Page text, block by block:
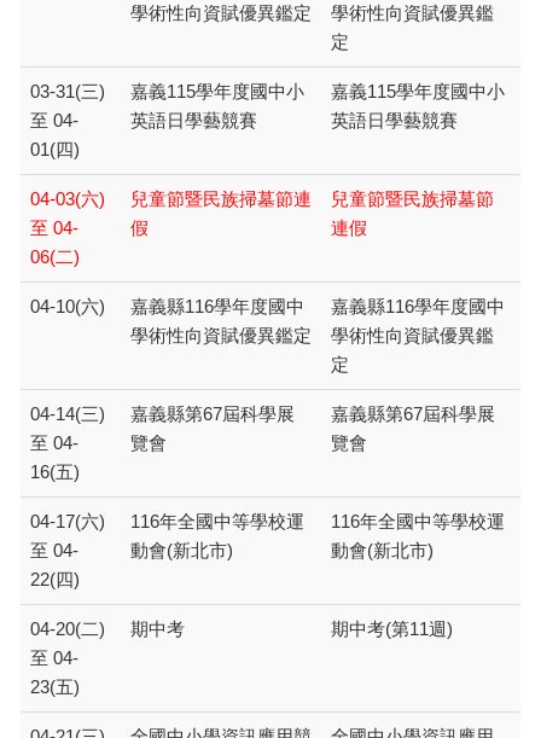
學術性向資賦優異鑑定
學術性向資賦優異鑑
定
03-31(三)
至 04-
01(四)
嘉義115學年度國中小
英語日學藝競賽
嘉義115學年度國中小
英語日學藝競賽
04-03(六)
至 04-
06(二)
兒童節暨民族掃墓節連
假
兒童節暨民族掃墓節
連假
04-10(六)
嘉義縣116學年度國中
學術性向資賦優異鑑定
嘉義縣116學年度國中
學術性向資賦優異鑑
定
04-14(三)
至 04-
16(五)
嘉義縣第67屆科學展
覽會
嘉義縣第67屆科學展
覽會
04-17(六)
至 04-
22(四)
116年全國中等學校運
動會(新北市)
116年全國中等學校運
動會(新北市)
04-20(二)
至 04-
23(五)
期中考 期中考(第11週)